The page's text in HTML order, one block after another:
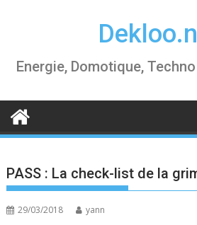
Energie, Domotique,
PASS : La check-list de la
29/03/2018 yann